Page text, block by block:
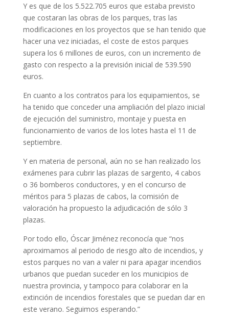
Y es que de los 5.522.705 euros que estaba previsto
que costaran las obras de los parques, tras las
modificaciones en los proyectos que se han tenido que
hacer una vez iniciadas, el coste de estos parques
supera los 6 millones de euros, con un incremento de
gasto con respecto a la previsión inicial de 539.590
euros.
En cuanto a los contratos para los equipamientos, se
ha tenido que conceder una ampliación del plazo inicial
de ejecución del suministro, montaje y puesta en
funcionamiento de varios de los lotes hasta el 11 de
septiembre.
Y en materia de personal, aún no se han realizado los
exámenes para cubrir las plazas de sargento, 4 cabos
o 36 bomberos conductores, y en el concurso de
méritos para 5 plazas de cabos, la comisión de
valoración ha propuesto la adjudicación de sólo 3
plazas.
Por todo ello, Óscar Jiménez reconocía que “nos
aproximamos al periodo de riesgo alto de incendios, y
estos parques no van a valer ni para apagar incendios
urbanos que puedan suceder en los municipios de
nuestra provincia, y tampoco para colaborar en la
extinción de incendios forestales que se puedan dar en
este verano. Seguimos esperando.”